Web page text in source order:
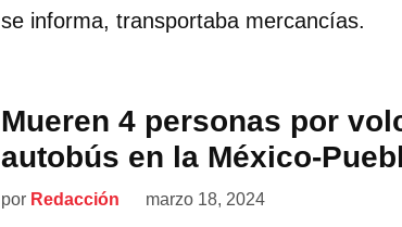
se informa, transportaba mercancías.
Mueren 4 personas por
autobús en la México-
por Redacción marzo 18, 2024